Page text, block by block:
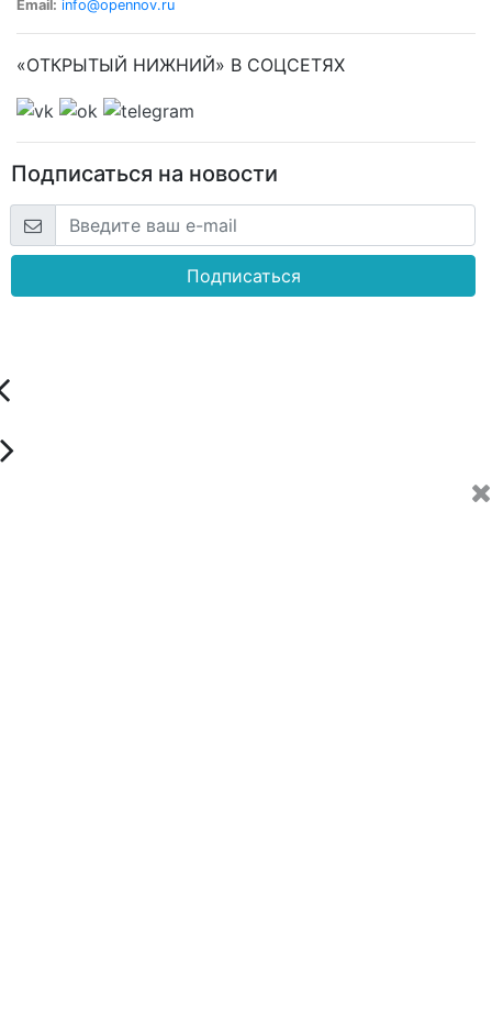
Email: info@opennov.ru
«ОТКРЫТЫЙ НИЖНИЙ» В СОЦСЕТЯХ
Подписаться на новости
Подписаться